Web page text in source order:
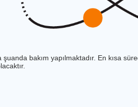
bakım yapılmaktadır. En kısa